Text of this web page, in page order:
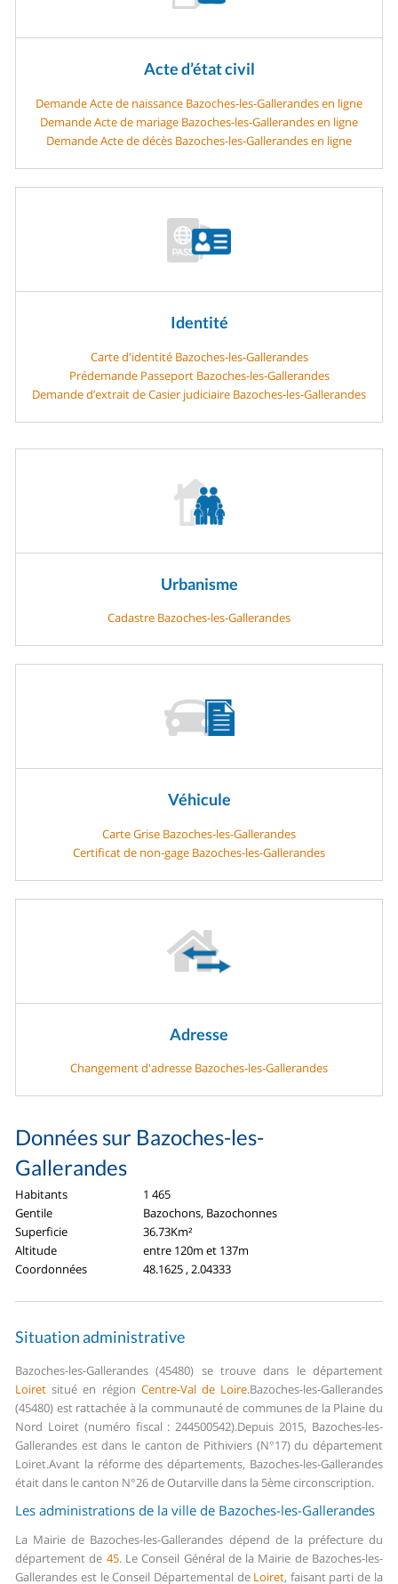
Acte d’état civil
Demande Acte de naissance Bazoches-les-Gallerandes en ligne
Demande Acte de mariage Bazoches-les-Gallerandes en ligne
Demande Acte de décès Bazoches-les-Gallerandes en ligne
Identité
Carte d'identité Bazoches-les-Gallerandes
Prédemande Passeport Bazoches-les-Gallerandes
Demande d’extrait de Casier judiciaire Bazoches-les-Gallerandes
Urbanisme
Cadastre Bazoches-les-Gallerandes
Véhicule
Carte Grise Bazoches-les-Gallerandes
Certificat de non-gage Bazoches-les-Gallerandes
Adresse
Changement d'adresse Bazoches-les-Gallerandes
Données sur Bazoches-les-
Gallerandes
Habitants
1 465
Gentile
Bazochons, Bazochonnes
Superficie
36.73Km²
Altitude
entre 120m et 137m
Coordonnées
48.1625 , 2.04333
Situation administrative
Bazoches-les-Gallerandes (45480) se trouve dans le département
Loiret situé en région Centre-Val de Loire.Bazoches-les-Gallerandes
(45480) est rattachée à la communauté de communes de la Plaine du
Nord Loiret (numéro fiscal : 244500542).Depuis 2015, Bazoches-les-
Gallerandes est dans le canton de Pithiviers (N°17) du département
Loiret.Avant la réforme des départements, Bazoches-les-Gallerandes
était dans le canton N°26 de Outarville dans la 5ème circonscription.
Les administrations de la ville de Bazoches-les-Gallerandes
La Mairie de Bazoches-les-Gallerandes dépend de la préfecture du
département de 45.Le Conseil Général de la Mairie de Bazoches-les-
Gallerandes est le Conseil Départemental de Loiret, faisant parti de la